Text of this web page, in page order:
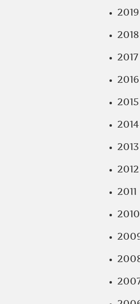
2019
2018
2017
2016
2015
2014
2013
2012
2011
2010